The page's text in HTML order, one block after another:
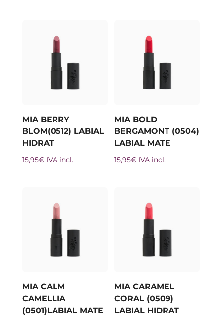
MIA BERRY
BLOM(0512) LABIAL
HIDRAT
15,95€ IVA incl.
MIA BOLD
BERGAMONT (0504)
LABIAL MATE
15,95€ IVA incl.
MIA CALM
CAMELLIA
(0501)LABIAL MATE
MIA CARAMEL
CORAL (0509)
LABIAL HIDRAT